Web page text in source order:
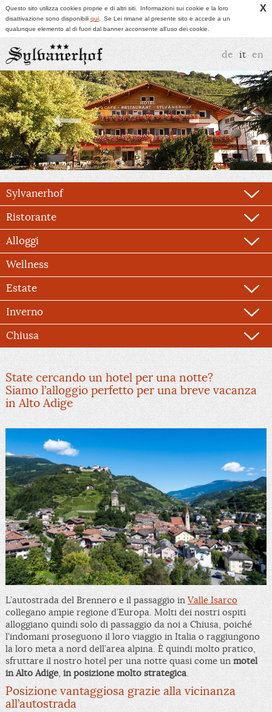
X
Questo sito utilizza cookies proprie e di altri siti.
Informazioni sui cookie e la loro
disattivazione sono disponibili qui.
Se Lei rimane al presente sito e accede a un
qualunque elemento al di fuori dal banner acconsente all’uso dei cookie.
de it en
Sylvanerhof
Ristorante
Alloggi
Wellness
Estate
Inverno
Chiusa
State cercando un hotel per una notte?
Siamo l’alloggio perfetto per una breve vacanza
in Alto Adige
L’autostrada del Brennero e il passaggio inValle Isarco
collegano ampie regione d’Europa. Molti dei nostri ospiti
alloggiano quindi solo di passaggio da noi a Chiusa, poiché
l’indomani proseguono il loro viaggio in Italia o raggiungono
la loro meta a nord dell’area alpina. È quindi molto pratico,
sfruttare il nostro hotel per una notte quasi come unmotel
in Alto Adige, in posizione molto strategica.
Posizione vantaggiosa grazie alla vicinanza
all’autostrada